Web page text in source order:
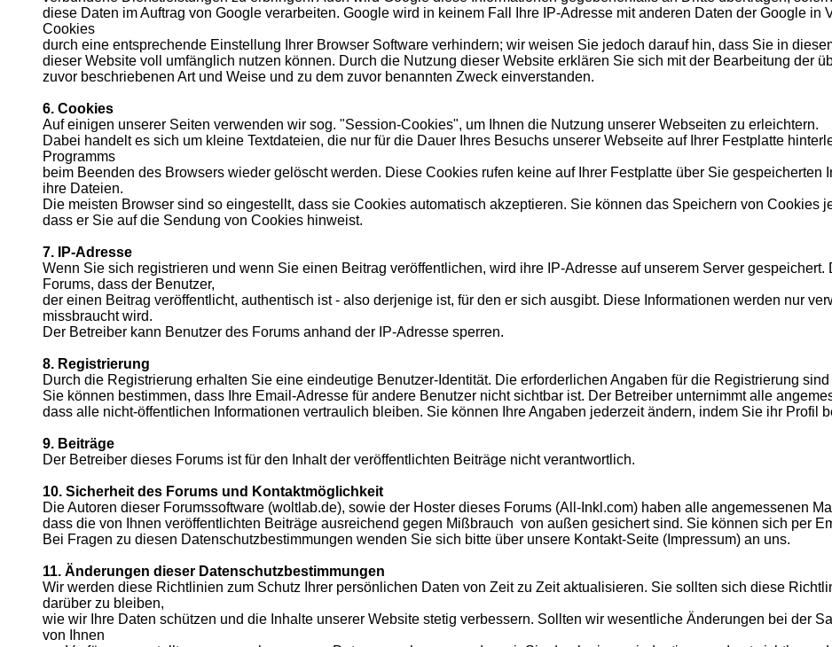
diese Daten im Auftrag von Google verarbeiten. Google wird in keinem Fall Ihre IP-Adresse mit anderen Daten der Google
Cookies
durch eine entsprechende Einstellung Ihrer Browser Software verhindern; wir weisen Sie jedoch darauf hin, dass Sie in
dieser Website voll umfänglich nutzen können. Durch die Nutzung dieser Website erklären Sie sich mit der Bearbeitung der
zuvor beschriebenen Art und Weise und zu dem zuvor benannten Zweck einverstanden.
6. Cookies
Auf einigen unserer Seiten verwenden wir sog. "Session-Cookies", um Ihnen die Nutzung unserer Webseiten zu erleichtern.
Dabei handelt es sich um kleine Textdateien, die nur für die Dauer Ihres Besuchs unserer Webseite auf Ihrer Festplatte
Programms
beim Beenden des Browsers wieder gelöscht werden. Diese Cookies rufen keine auf Ihrer Festplatte über Sie
ihre Dateien.
Die meisten Browser sind so eingestellt, dass sie Cookies automatisch akzeptieren. Sie können das Speichern von Cookies
dass er Sie auf die Sendung von Cookies hinweist.
7. IP-Adresse
Wenn Sie sich registrieren und wenn Sie einen Beitrag veröffentlichen, wird ihre IP-Adresse auf unserem Server
Forums, dass der Benutzer,
der einen Beitrag veröffentlicht, authentisch ist - also derjenige ist, für den er sich ausgibt. Diese Informationen werden nur
missbraucht wird.
Der Betreiber kann Benutzer des Forums anhand der IP-Adresse sperren.
8. Registrierung
Durch die Registrierung erhalten Sie eine eindeutige Benutzer-Identität. Die erforderlichen Angaben für die Registrierung
Sie können bestimmen, dass Ihre Email-Adresse für andere Benutzer nicht sichtbar ist. Der Betreiber unternimmt alle
dass alle nicht-öffentlichen Informationen vertraulich bleiben. Sie können Ihre Angaben jederzeit ändern, indem Sie ihr Profil
9. Beiträge
Der Betreiber dieses Forums ist für den Inhalt der veröffentlichten Beiträge nicht verantwortlich.
10. Sicherheit des Forums und Kontaktmöglichkeit
Die Autoren dieser Forumssoftware (woltlab.de), sowie der Hoster dieses Forums (All-Inkl.com) haben alle angemessenen
dass die von Ihnen veröffentlichten Beiträge ausreichend gegen Mißbrauch von außen gesichert sind. Sie können sich per
Bei Fragen zu diesen Datenschutzbestimmungen wenden Sie sich bitte über unsere Kontakt-Seite (Impressum) an uns.
11. Änderungen dieser Datenschutzbestimmungen
Wir werden diese Richtlinien zum Schutz Ihrer persönlichen Daten von Zeit zu Zeit aktualisieren. Sie sollten sich diese
darüber zu bleiben,
wie wir Ihre Daten schützen und die Inhalte unserer Website stetig verbessern. Sollten wir wesentliche Änderungen bei der
von Ihnen